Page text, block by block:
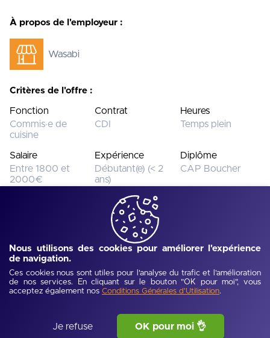
Nous utilisons des cookies pour améliorer l'expérience
de navigation.
Ces cookies nous sont utiles pour l'analyse du trafic et l'amélioration
de nos services. En cliquant sur le bouton "OK pour moi", vous
acceptez également nos Conditions Générales d'Utilisation.
Je refuse OK pour moi 👌
À propos de l'employeur :
Wasabi
Critères de l'offre :
Fonction
Commis·e de
cuisine
Contrat
CDI
Heures
Temps plein
Salaire
Entre 1800 et
2000€
Expérience
Débutant(e) (< 2
ans)
Diplôme
CAP Boucher
Cette offre n’est plus disponible. Voir toutes les offres
Description de l'offre
Ref : UJEV690ce5629405d-Publié :14/11/2025
Créée en avril 2019, Wasabi est une enseigne dynamique du
Groupe CORNER CUISINE DISTRIBUTION, dédiée à